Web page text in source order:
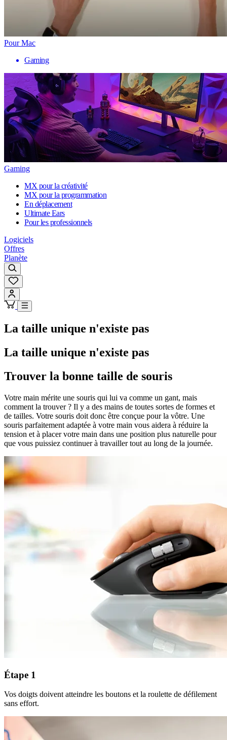
Pour Mac
Gaming
Gaming
MX pour la créativité
MX pour la programmation
En déplacement
Ultimate Ears
Pour les professionnels
Logiciels
Offres
Planète
La taille unique n'existe pas
La taille unique n'existe pas
Trouver la bonne taille de souris
Votre main mérite une souris qui lui va comme un gant, mais
comment la trouver ? Il y a des mains de toutes sortes de formes et
de tailles. Votre souris doit donc être conçue pour la vôtre. Une
souris parfaitement adaptée à votre main vous aidera à réduire la
tension et à placer votre main dans une position plus naturelle pour
que vous puissiez continuer à travailler tout au long de la journée.
Étape 1
Vos doigts doivent atteindre les boutons et la roulette de défilement
sans effort.